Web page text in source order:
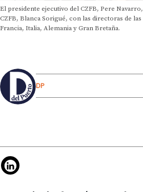
El presidente ejecutivo del CZFB, Pere
CZFB, Blanca Sorigué, con las directoras de
Francia, Italia, Alemania y Gran Bretaña.
DP